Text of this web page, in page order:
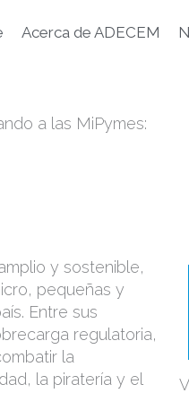
Acerca de ADECEM
a las MiPymes:
y sostenible,
pequeñas y
Entre sus
regulatoria,
la
la piratería y el